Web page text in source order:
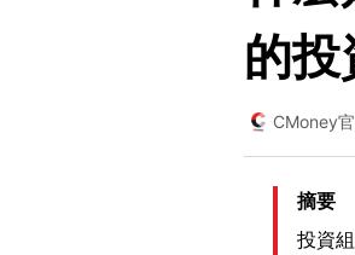
的投
CMoney
摘要
投資